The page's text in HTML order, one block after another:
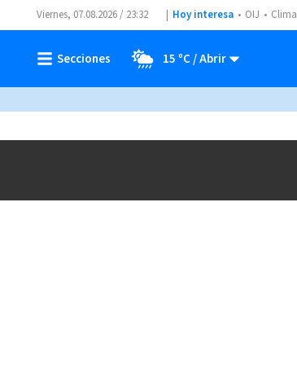
Viernes, 07.08.2026 / 23:32 Hoy interesa OIJ Clima
15 ºC